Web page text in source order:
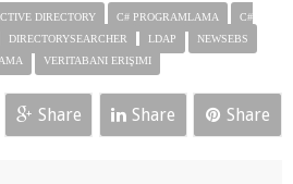
DIRECTORYSEARCHER LDAP
NEWSEBS
VERITABANI ERIŞIMI
Share Share Share